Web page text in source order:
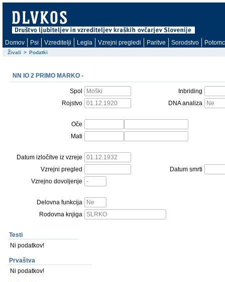
Domov Psi Vzreditelji Legla Vzrejni pregledi Paritve Sorodstvo
Živali > Podatki
NN IO 2 PRIMO MARKO -
Spol
Inbriding
Rojstvo
DNA analiza
Oče
Mati
Datum izločitve iz vzreje
Vzrejni pregled
Datum smrti
Vzrejno dovoljenje
Delovna funkcija
Rodovna knjiga
Testi
Ni podatkov!
Prvaštva
Ni podatkov!